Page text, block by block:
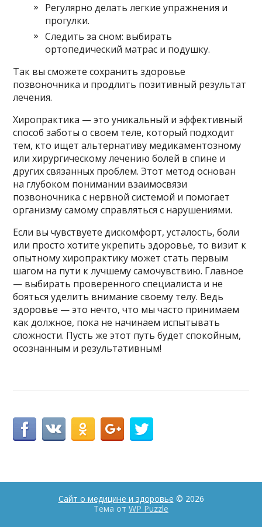
Регулярно делать легкие упражнения и
прогулки.
Следить за сном: выбирать
ортопедический матрас и подушку.
Так вы сможете сохранить здоровье
позвоночника и продлить позитивный результат
лечения.
Хиропрактика — это уникальный и эффективный
способ заботы о своем теле, который подходит
тем, кто ищет альтернативу медикаментозному
или хирургическому лечению болей в спине и
других связанных проблем. Этот метод основан
на глубоком понимании взаимосвязи
позвоночника с нервной системой и помогает
организму самому справляться с нарушениями.
Если вы чувствуете дискомфорт, усталость, боли
или просто хотите укрепить здоровье, то визит к
опытному хиропрактику может стать первым
шагом на пути к лучшему самочувствию. Главное
— выбирать проверенного специалиста и не
бояться уделить внимание своему телу. Ведь
здоровье — это нечто, что мы часто принимаем
как должное, пока не начинаем испытывать
сложности. Пусть же этот путь будет спокойным,
осознанным и результативным!
Сайт о медицине и здоровье © 2026
Тема от WP Puzzle